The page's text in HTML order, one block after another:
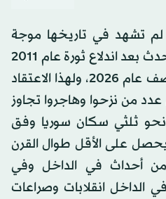
لم تشهد في تاريخها موجة
نزوح وهجرة على نحو ما حدث بعد اندلاع ثورة عام 2011
وحتى اليوم قريباً من منتصف عام 2026، ولهذا الاعتقاد
عدد من نزحوا وهاجروا تجاوز
نحو ثلثي سكان سوريا وفق
وهذا لم يحصل على الأقل طوال القرن
أحداث في الداخل وفي
الداخل انقلابات وصراعات